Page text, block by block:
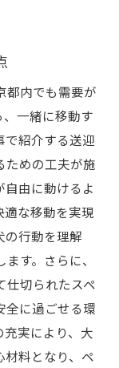
の必要性
ク
安全と快適
器
都内でも需要が
、一緒に移動す
で紹介する送迎
ための工夫が施
自由に動けるよ
適な移動を実現
の行動を理解
す。さらに、
仕切られたスペ
全に過ごせる環
充実により、大
材料となり、ペ